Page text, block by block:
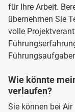
für Ihre Arbeit.
übernehmen Sie
volle
Wie könnte
verlaufen?
Sie können bei